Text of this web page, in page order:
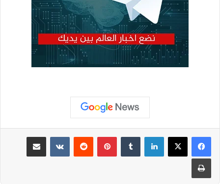
لينكدإن بينتيريست مشاركة عبر البريد
طباعة